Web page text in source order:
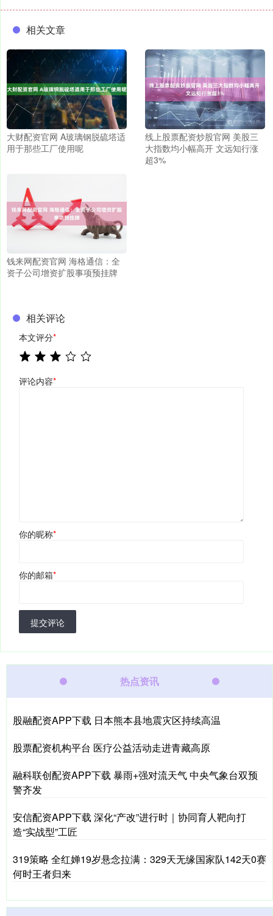
相关文章
大财配资官网 A玻璃钢脱硫塔适
用于那些工厂使用呢
线上股票配资炒股官网 美股三
大指数均小幅高开 文远知行涨
超3%
钱来网配资官网 海格通信：全
资子公司增资扩股事项预挂牌
相关评论
本文评分*
评论内容*
你的昵称*
你的邮箱*
提交评论
热点资讯
股融配资APP下载 日本熊本县地震灾区持续高温
股票配资机构平台 医疗公益活动走进青藏高原
融科联创配资APP下载 暴雨+强对流天气 中央气象台双预
警齐发
安信配资APP下载 深化“产改”进行时｜协同育人靶向打
造“实战型”工匠
319策略 全红婵19岁悬念拉满：329天无缘国家队142天0赛
何时王者归来